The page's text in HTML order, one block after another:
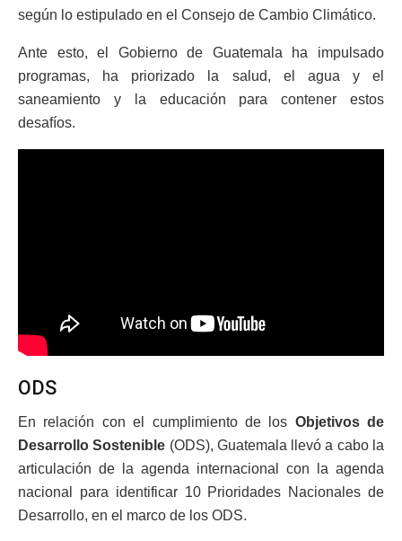
según lo estipulado en el Consejo de Cambio Climático.
Ante esto, el Gobierno de Guatemala ha impulsado
programas, ha priorizado la salud, el agua y el
saneamiento y la educación para contener estos
desafíos.
ODS
En relación con el cumplimiento de los Objetivos de
Desarrollo Sostenible (ODS), Guatemala llevó a cabo la
articulación de la agenda internacional con la agenda
nacional para identificar 10 Prioridades Nacionales de
Desarrollo, en el marco de los ODS.